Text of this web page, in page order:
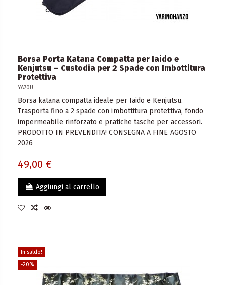
Borsa Porta Katana Compatta per Iaido e
Kenjutsu – Custodia per 2 Spade con Imbottitura
Protettiva
YA70U
Borsa katana compatta ideale per Iaido e Kenjutsu.
Trasporta fino a 2 spade con imbottitura protettiva, fondo
impermeabile rinforzato e pratiche tasche per accessori.
PRODOTTO IN PREVENDITA! CONSEGNA A FINE AGOSTO
2026
49,00 €
Aggiungi al carrello
In saldo!
-20%